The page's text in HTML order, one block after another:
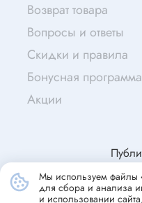
в соответствующих
Возврат товара
Вопросы и ответы
Скидки и правила
Бонусная программа
Акции
©
Мы используем файлы
для сбора и анализа
и использовании